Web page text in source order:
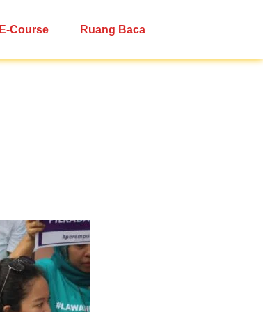
E-Course Ruang Baca